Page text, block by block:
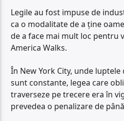
Legile au fost impuse de
ca o modalitate de a ține
de a face mai mult loc pentru
America Walks.
În New York City, unde
sunt constante, legea care
traverseze pe trecere era în
prevedea o penalizare de